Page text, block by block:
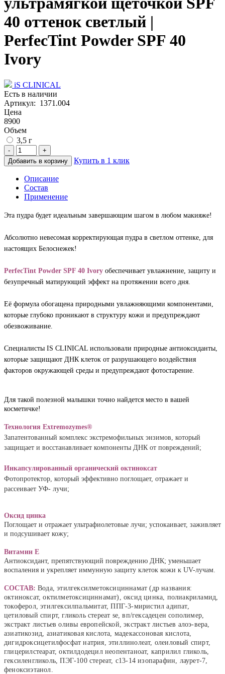
40 оттенок светлый |
PerfecTint Powder SPF 40
Ivory
iS CLINICAL
Есть в наличии
Артикул: 1371.004
Цена
8900
Объем
3,5 г
-
+
Добавить в корзину
Купить в 1 клик
Описание
Состав
Применение
Эта пудра будет идеальным завершающим шагом в любом макияже!
Абсолютно невесомая корректирующая пудра в светлом оттенке, для
настоящих Белоснежек!
PerfecTint Powder SPF 40 Ivory обеспечивает увлажнение, защиту и
безупречный матирующий эффект на протяжении всего дня.
Её формула обогащена природными увлажняющими компонентами,
которые глубоко проникают в структуру кожи и предупреждают
обезвоживание.
Специалисты IS CLINICAL использовали природные антиоксиданты,
которые защищают ДНК клеток от разрушающего воздействия
факторов окружающей среды и предупреждают фотостарение.
Для такой полезной малышки точно найдется место в вашей
косметичке!
Технология Extremozymes®
Запатентованный комплекс экстремофильных энзимов, который
защищает и восстанавливает компоненты ДНК от повреждений;
Инкапсулированный органический октиноксат
Фотопротектор, который эффективно поглощает, отражает и
рассеивает УФ- лучи;
Поглощает и отражает ультрафиолетовые лучи; успокаивает, заживляет
Витамин Е
Антиоксидант, препятствующий повреждению ДНК; уменьшает
воспаления и укрепляет иммунную защиту клеток кожи к UV-лучам.
СОСТАВ: Вода, этилгексилметоксициннамат (др названия:
октиноксат, октилметоксициннамат), оксид цинка, полиакриламид,
токоферол, этилгексилпальмитат, ППГ-3-миристил адипат,
цетиловый спирт, гликоль стереат se, вп/гексадецен сополимер,
экстракт листьев оливы европейской, экстракт листьев алоэ-вера,
азиатикозид, азиатиковая кислота, мадекассоновая кислота,
дигидроксицетилфосфат натрия, этиллинолеат, олеиловый спирт,
глицерилстеарат, октилдодецил неопентаноат, каприлил гликоль,
гексиленгликоль, ПЭГ-100 стереат, c13-14 изопарафин, лаурет-7,
феноксиэтанол.